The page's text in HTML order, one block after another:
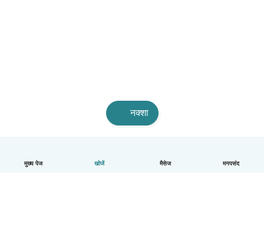
मुख्य पेज खोजें मैसेज मनपसंद
नक्शा